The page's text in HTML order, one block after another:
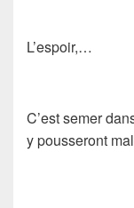
L’espoir,…
C’est semer
y pousseront